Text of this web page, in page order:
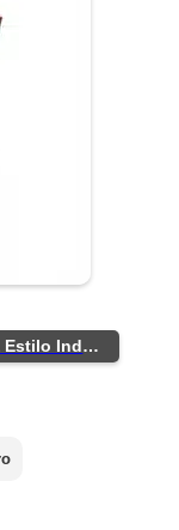
Mesa Recibidor De Hierro Y Madera Estilo Industrial